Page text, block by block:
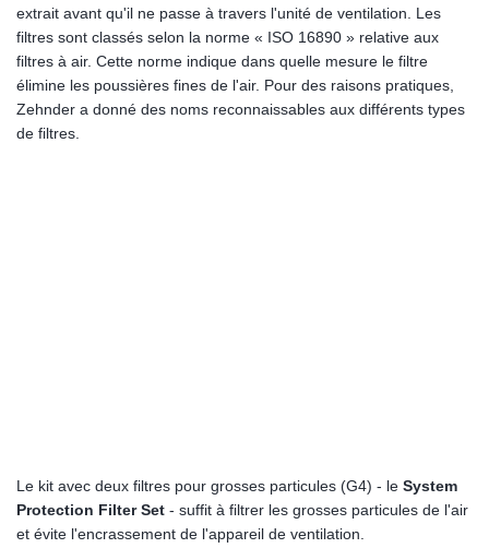
extrait avant qu'il ne passe à travers l'unité de ventilation. Les
filtres sont classés selon la norme « ISO 16890 » relative aux
filtres à air. Cette norme indique dans quelle mesure le filtre
élimine les poussières fines de l'air. Pour des raisons pratiques,
Zehnder a donné des noms reconnaissables aux différents types
de filtres.
Le kit avec deux filtres pour grosses particules (G4) - le System
Protection Filter Set - suffit à filtrer les grosses particules de l'air
et évite l'encrassement de l'appareil de ventilation.